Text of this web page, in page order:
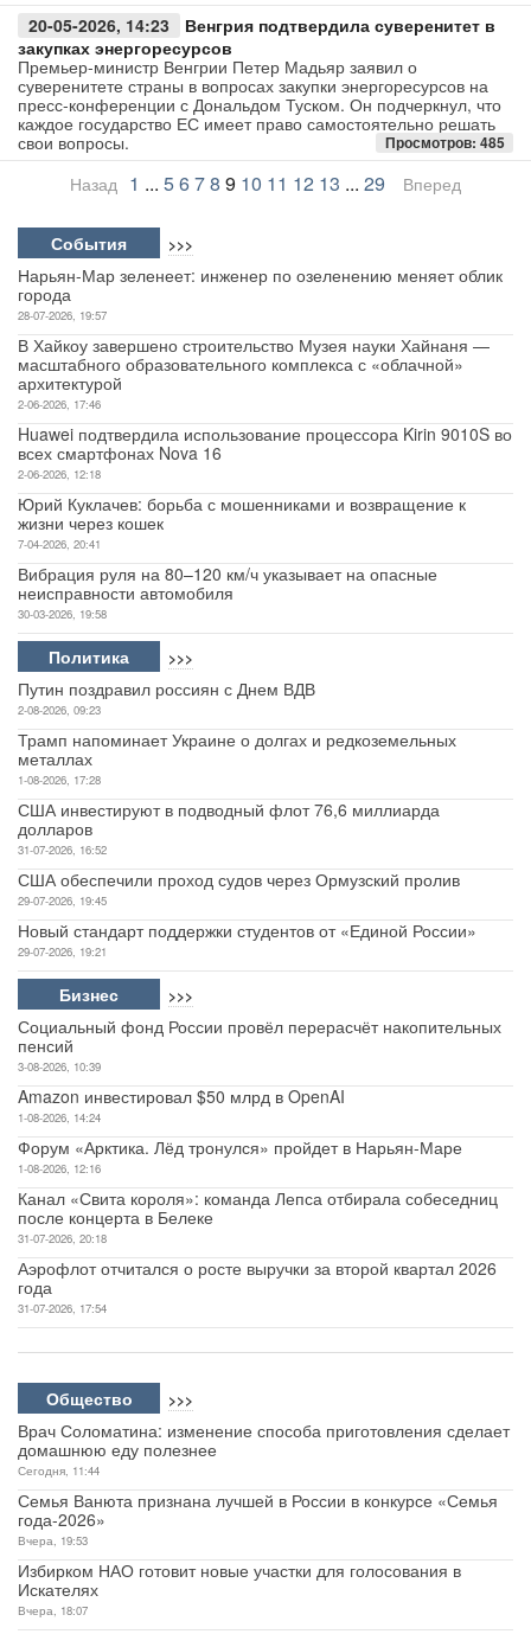
20-05-2026, 14:23
Венгрия подтвердила суверенитет в
закупках энергоресурсов
Премьер-министр Венгрии Петер Мадьяр заявил о
суверенитете страны в вопросах закупки энергоресурсов на
пресс-конференции с Дональдом Туском. Он подчеркнул, что
каждое государство ЕС имеет право самостоятельно решать
свои вопросы.
Просмотров: 485
Назад 1 ... 5678 9 10 11 12 13 ... 29 Вперед
События >>>
Нарьян-Мар зеленеет: инженер по озеленению меняет облик
города
28-07-2026, 19:57
В Хайкоу завершено строительство Музея науки Хайнаня —
масштабного образовательного комплекса с «облачной»
архитектурой
2-06-2026, 17:46
Huawei подтвердила использование процессора Kirin 9010S во
всех смартфонах Nova 16
2-06-2026, 12:18
Юрий Куклачев: борьба с мошенниками и возвращение к
жизни через кошек
7-04-2026, 20:41
Вибрация руля на 80–120 км/ч указывает на опасные
неисправности автомобиля
30-03-2026, 19:58
Политика >>>
Путин поздравил россиян с Днем ВДВ
2-08-2026, 09:23
Трамп напоминает Украине о долгах и редкоземельных
металлах
1-08-2026, 17:28
США инвестируют в подводный флот 76,6 миллиарда
долларов
31-07-2026, 16:52
США обеспечили проход судов через Ормузский пролив
29-07-2026, 19:45
Новый стандарт поддержки студентов от «Единой России»
29-07-2026, 19:21
Бизнес >>>
Социальный фонд России провёл перерасчёт накопительных
пенсий
3-08-2026, 10:39
Amazon инвестировал $50 млрд в OpenAI
1-08-2026, 14:24
Форум «Арктика. Лёд тронулся» пройдет в Нарьян-Маре
1-08-2026, 12:16
Канал «Свита короля»: команда Лепса отбирала собеседниц
после концерта в Белеке
31-07-2026, 20:18
Аэрофлот отчитался о росте выручки за второй квартал 2026
года
31-07-2026, 17:54
Общество >>>
Врач Соломатина: изменение способа приготовления сделает
домашнюю еду полезнее
Сегодня, 11:44
Семья Ванюта признана лучшей в России в конкурсе «Семья
года-2026»
Вчера, 19:53
Избирком НАО готовит новые участки для голосования в
Искателях
Вчера, 18:07